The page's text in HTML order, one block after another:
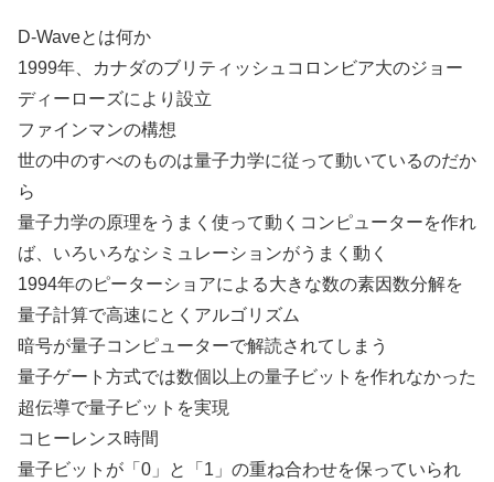
D-Waveとは何か
1999年、カナダのブリティッシュコロンビア大のジョー
ディーローズにより設立
ファインマンの構想
世の中のすべのものは量子力学に従って動いているのだか
ら
量子力学の原理をうまく使って動くコンピューターを作れ
ば、いろいろなシミュレーションがうまく動く
1994年のピーターショアによる大きな数の素因数分解を
量子計算で高速にとくアルゴリズム
暗号が量子コンピューターで解読されてしまう
量子ゲート方式では数個以上の量子ビットを作れなかった
超伝導で量子ビットを実現
コヒーレンス時間
量子ビットが「0」と「1」の重ね合わせを保っていられ